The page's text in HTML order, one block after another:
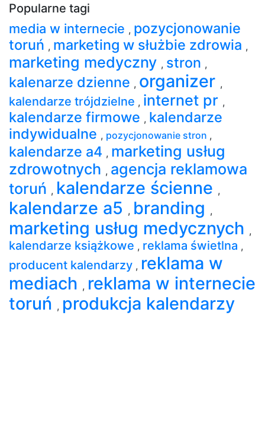
Popularne tagi
media w internecie , pozycjonowanie
toruń , marketing w służbie zdrowia ,
marketing medyczny , stron ,
kalenarze dzienne , organizer ,
kalendarze trójdzielne , internet pr ,
kalendarze firmowe , kalendarze
indywidualne , pozycjonowanie stron ,
kalendarze a4 , marketing usług
zdrowotnych , agencja reklamowa
toruń , kalendarze ścienne ,
kalendarze a5 , branding ,
marketing usług medycznych ,
kalendarze książkowe , reklama świetlna ,
producent kalendarzy , reklama w
mediach , reklama w internecie
toruń , produkcja kalendarzy